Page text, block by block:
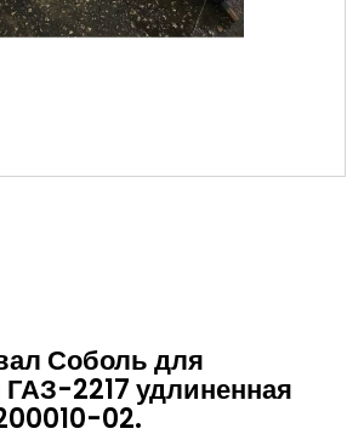
Соболь для
2217 удлиненная
02.